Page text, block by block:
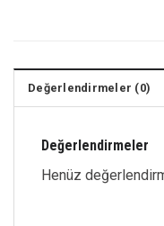
Değerlendirmeler (0)
Değerlendirmeler
Henüz